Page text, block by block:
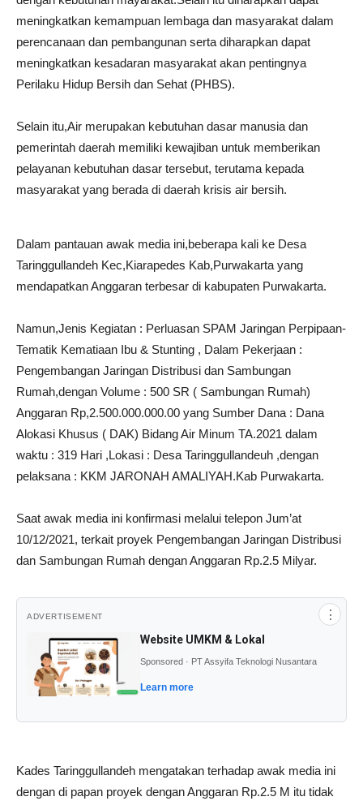
meningkatkan kemampuan lembaga dan masyarakat dalam
perencanaan dan pembangunan serta diharapkan dapat
meningkatkan kesadaran masyarakat akan pentingnya
Perilaku Hidup Bersih dan Sehat (PHBS).
Selain itu,Air merupakan kebutuhan dasar manusia dan
pemerintah daerah memiliki kewajiban untuk memberikan
pelayanan kebutuhan dasar tersebut, terutama kepada
masyarakat yang berada di daerah krisis air bersih.
Dalam pantauan awak media ini,beberapa kali ke Desa
Taringgullandeh Kec,Kiarapedes Kab,Purwakarta yang
mendapatkan Anggaran terbesar di kabupaten Purwakarta.
Namun,Jenis Kegiatan : Perluasan SPAM Jaringan Perpipaan-
Tematik Kematiaan Ibu & Stunting , Dalam Pekerjaan :
Pengembangan Jaringan Distribusi dan Sambungan
Rumah,dengan Volume : 500 SR ( Sambungan Rumah)
Anggaran Rp,2.500.000.000.00 yang Sumber Dana : Dana
Alokasi Khusus ( DAK) Bidang Air Minum TA.2021 dalam
waktu : 319 Hari ,Lokasi : Desa Taringgullandeuh ,dengan
pelaksana : KKM JARONAH AMALIYAH.Kab Purwakarta.
Saat awak media ini konfirmasi melalui telepon Jum’at
10/12/2021, terkait proyek Pengembangan Jaringan Distribusi
dan Sambungan Rumah dengan Anggaran Rp.2.5 Milyar.
ADVERTISEMENT ⋮
Website UMKM & Lokal
Sponsored · PT Assyifa Teknologi Nusantara
Learn more
Kades Taringgullandeh mengatakan terhadap awak media ini
dengan di papan proyek dengan Anggaran Rp.2.5 M itu tidak